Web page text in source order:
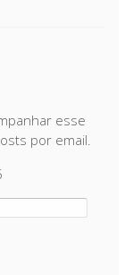
esse
por email.